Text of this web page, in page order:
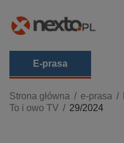
E-prasa
Kategorie
Zobacz wszystkie E-prasa
Strona główna e-prasa
To i owo TV
29/2024